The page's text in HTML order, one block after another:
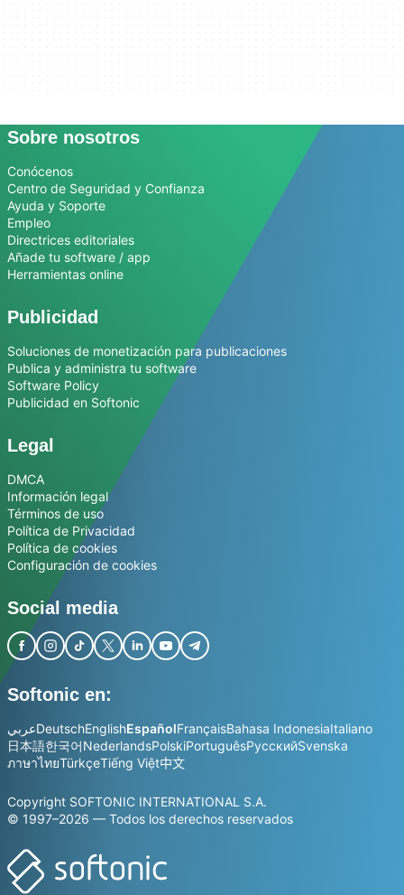
Sobre nosotros
Conócenos
Centro de Seguridad y Confianza
Ayuda y Soporte
Empleo
Directrices editoriales
Añade tu software / app
Herramientas online
Publicidad
Soluciones de monetización para publicaciones
Publica y administra tu software
Software Policy
Publicidad en Softonic
Legal
DMCA
Información legal
Términos de uso
Política de Privacidad
Política de cookies
Configuración de cookies
Social media
Softonic en:
عربيDeutschEnglishEspañolFrançaisBahasa IndonesiaItaliano
日本語한국어NederlandsPolskiPortuguêsРусскийSvenska
ภาษาไทยTürkçeTiếng Việt中文
Copyright SOFTONIC INTERNATIONAL S.A.
© 1997–2026 — Todos los derechos reservados